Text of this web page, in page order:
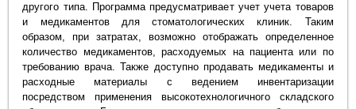
другого типа. Программа предусматривает учет учета товаров
и медикаментов для стоматологических клиник. Таким
образом, при затратах, возможно отображать определенное
количество медикаментов, расходуемых на пациента или по
требованию врача. Также доступно продавать медикаменты и
расходные материалы с ведением инвентаризации
посредством применения высокотехнологичного складского